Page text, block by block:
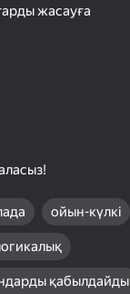
жасауға
ойын-күлкі
қабылдайды